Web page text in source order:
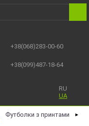
+38(068)283-00-60
+38(099)487-18-64
RU
UA
Футболки з принтами ►